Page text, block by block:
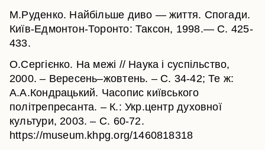
М.Руденко. Найбільше диво — життя. Спогади.
Київ-Едмонтон-Торонто: Таксон, 1998.— С. 425-
433.
О.Сергієнко. На межі // Наука і суспільство,
2000. – Вересень–жовтень. – С. 34-42; Те ж:
А.А.Кондрацький. Часопис київського
політрепресанта. – К.: Укр.центр духовної
культури, 2003. – С. 60-72.
https://museum.khpg.org/1460818318